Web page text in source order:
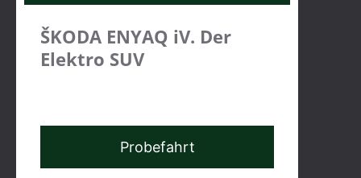
ŠKODA ENYAQ iV. Der
Elektro SUV
Probefahrt